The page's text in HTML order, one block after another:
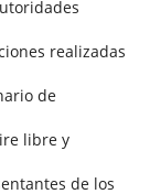
realizadas
de
libre y
de los